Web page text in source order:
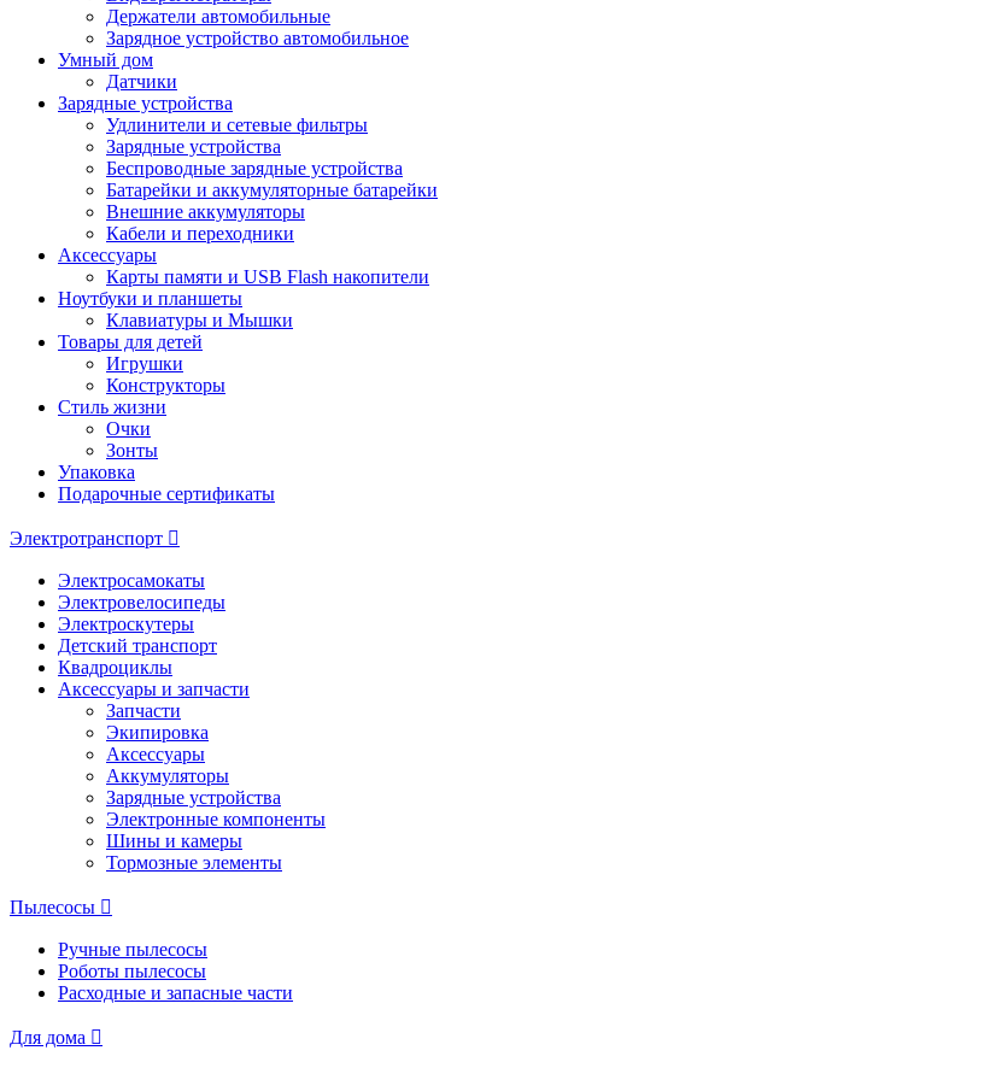
Держатели автомобильные
Зарядное устройство автомобильное
Умный дом
Датчики
Зарядные устройства
Удлинители и сетевые фильтры
Зарядные устройства
Беспроводные зарядные устройства
Батарейки и аккумуляторные батарейки
Внешние аккумуляторы
Кабели и переходники
Аксессуары
Карты памяти и USB Flash накопители
Ноутбуки и планшеты
Клавиатуры и Мышки
Товары для детей
Игрушки
Конструкторы
Стиль жизни
Очки
Зонты
Упаковка
Подарочные сертификаты
Электротранспорт
Электросамокаты
Электровелосипеды
Электроскутеры
Детский транспорт
Квадроциклы
Аксессуары и запчасти
Запчасти
Экипировка
Аксессуары
Аккумуляторы
Зарядные устройства
Электронные компоненты
Шины и камеры
Тормозные элементы
Пылесосы
Ручные пылесосы
Роботы пылесосы
Расходные и запасные части
Для дома